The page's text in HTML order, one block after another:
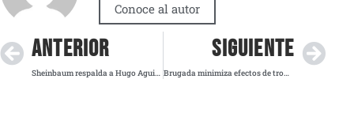
Conoce al autor
ANTERIOR
Sheinbaum respalda a Hugo Aguilar para presidir la Corte: “Representa un cambio profundo”, afirma
SIGUIENTE
Brugada minimiza efectos de tromba: “Todo está bajo control”, asegura